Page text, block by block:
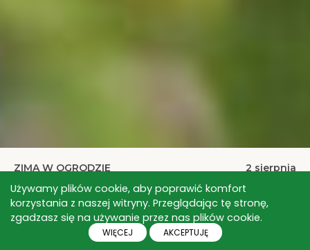
ZIMA W OGRODZIE 2 sierpnia
Bobrek trójlistkowy
Dzisiaj zajmiemy się inną ważną grupą kryptofitów
(skrytopączkowych) w ramach klasyfikacji Raunkiaera,
czyli roślinami błotnymi ...
Używamy plików cookie, aby poprawić komfort
korzystania z naszej witryny. Przeglądając tę stronę,
zgadzasz się na używanie przez nas plików cookie.
WIĘCEJ AKCEPTUJĘ